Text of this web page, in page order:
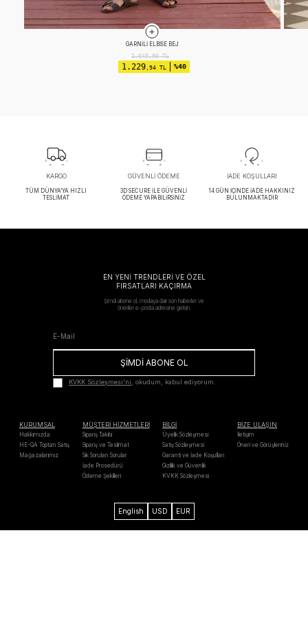
APOLETLI ELBISE EKRU
2.599,90TL
1.299,96 TL %50
KARGO
TÜM DÜNYA’YA HIZLI
TESLİMAT
GÜVENLİ ÖDEME
3D SECURE İLE GÜVENLİ
ÖDEME YAPABİLİRSİNİZ
İADE KOŞULLARI
14 GÜN İÇİNDE İADE HAKKINIZ
BULUNMAKTADIR
EN YENİ TRENDLERİ VE ÖZEL
FIRSATLARI KAÇIRMA
Şimdi abone ol, modaya dair son haberler ve
öneriler e-posta adresine gelsin.
ŞİMDİ ABONE OL
KVKK Sözleşmesi'ni, okudum, kabul ediyorum.
KURUMSAL
Hakkımızda
HE-QA Toptan Satış
Mağazalarımız
MÜŞTERİ HİZMETLERİ
Sipariş Takibi
Sipariş ve Teslimat
Sık Sorulan Sorular
İade Prosedürü
Ödeme Şekilleri
BİLGİ
Üyelik Sözleşmesi
Satış Sözleşmesi
Garanti ve İade Koşulları
Gizlilik ve Güvenlik
KVKK Sözleşmesi
BİZE ULAŞIN
İletişim
Öneri ve Görüşleriniz
English USD EUR